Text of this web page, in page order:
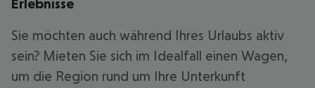
Erlebnisse
Sie möchten auch während Ihres Urlaubs aktiv
sein? Mieten Sie sich im Idealfall einen Wagen,
um die Region rund um Ihre Unterkunft